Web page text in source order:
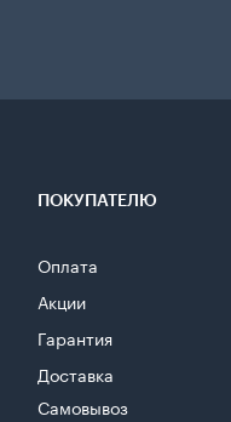
ПОКУПАТЕЛЮ
Оплата
Акции
Гарантия
Доставка
Самовывоз